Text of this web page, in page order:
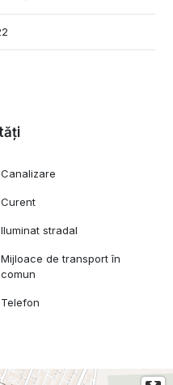
Canalizare
Curent
Iluminat stradal
Mijloace de transport în
comun
Telefon